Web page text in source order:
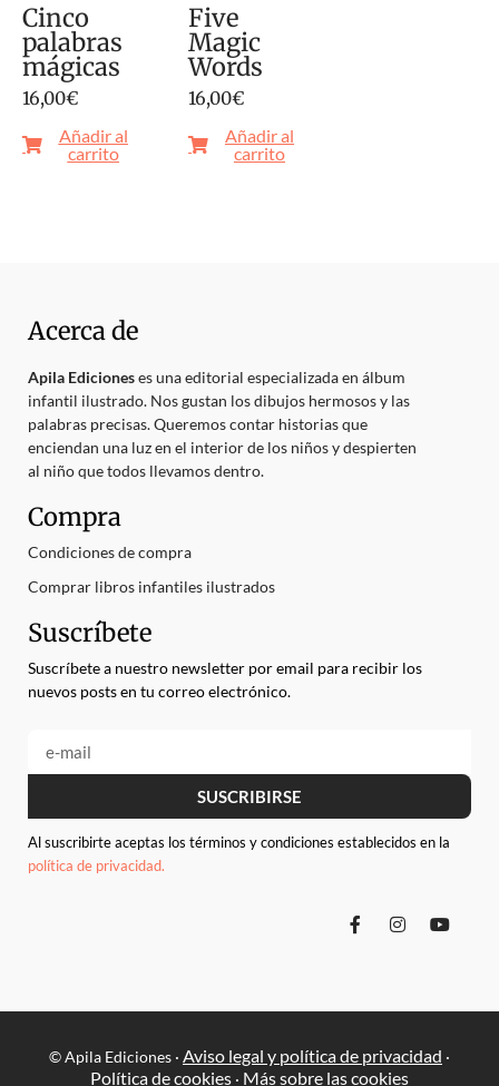
Cinco
palabras
mágicas
16,00€
Añadir al
carrito
Five
Magic
Words
16,00€
Añadir al
carrito
Acerca de
Apila Edicioneses una editorial especializada en álbum
infantil ilustrado. Nos gustan los dibujos hermosos y las
palabras precisas. Queremos contar historias que
enciendan una luz en el interior de los niños y despierten
al niño que todos llevamos dentro.
Compra
Condiciones de compra
Comprar libros infantiles ilustrados
Suscríbete
Suscríbete a nuestro newsletter por email para recibir los
nuevos posts en tu correo electrónico.
SUSCRIBIRSE
Al suscribirte aceptas los términos y condiciones establecidos en la
política de privacidad.
© Apila Ediciones · Aviso legal y política de privacidad ·
Política de cookies · Más sobre las cookies